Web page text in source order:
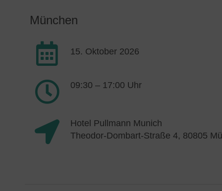
München
15. Oktober 2026
09:30 – 17:00 Uhr
Hotel Pullmann Munich
Theodor-Dombart-Straße 4, 80805